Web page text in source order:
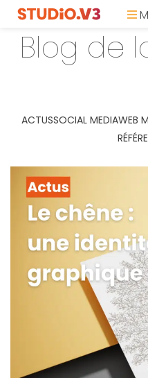
Blog de
ACTUSSOCIAL MEDIAWEB